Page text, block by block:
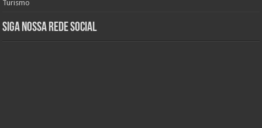
Turismo
Siga nossa rede social